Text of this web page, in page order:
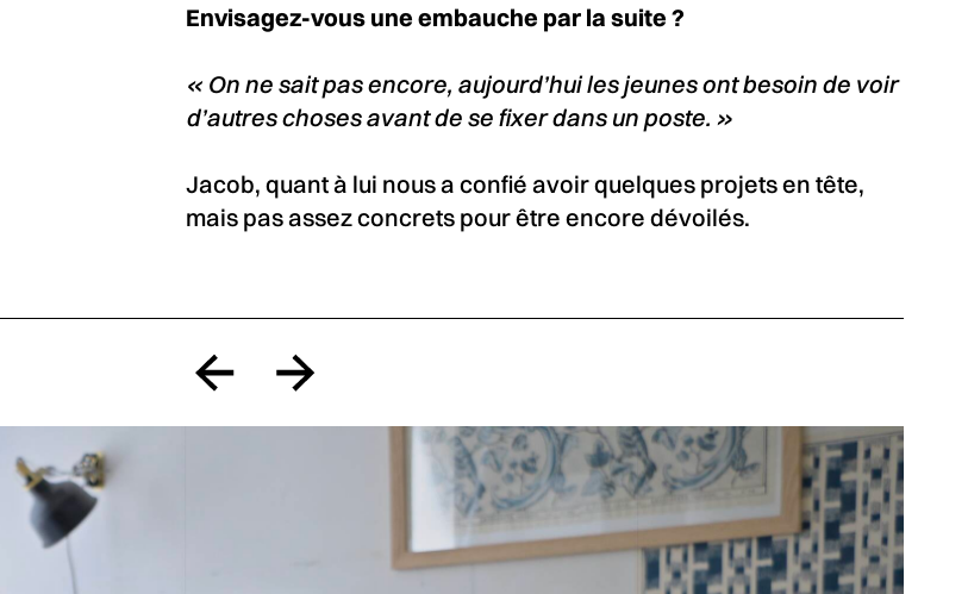
Envisagez-vous une embauche par la suite ?
« On ne sait pas encore, aujourd’hui les jeunes ont besoin de voir
d’autres choses avant de se fixer dans un poste. »
Jacob, quant à lui nous a confié avoir quelques projets en tête,
mais pas assez concrets pour être encore dévoilés.